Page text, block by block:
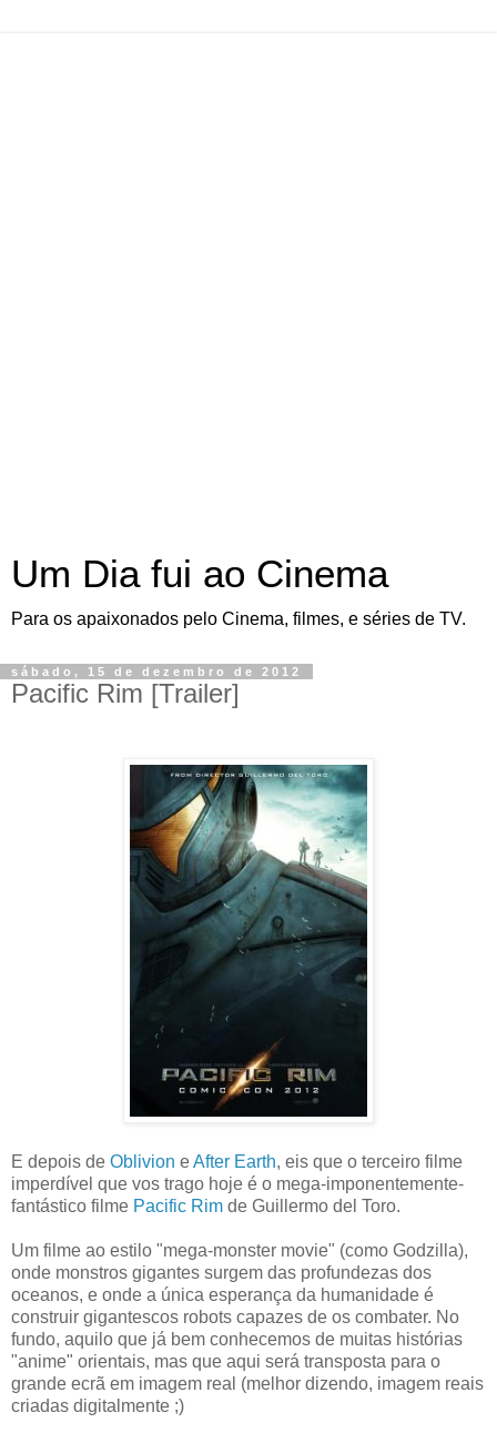
Um Dia fui ao Cinema
Para os apaixonados pelo Cinema, filmes, e séries de TV.
sábado, 15 de dezembro de 2012
Pacific Rim [Trailer]
E depois de Oblivion eAfter Earth, eis que o terceiro filme
imperdível que vos trago hoje é o mega-imponentemente-
fantástico filme Pacific Rim de Guillermo del Toro.
Um filme ao estilo "mega-monster movie" (como Godzilla),
onde monstros gigantes surgem das profundezas dos
oceanos, e onde a única esperança da humanidade é
construir gigantescos robots capazes de os combater. No
fundo, aquilo que já bem conhecemos de muitas histórias
"anime" orientais, mas que aqui será transposta para o
grande ecrã em imagem real (melhor dizendo, imagem reais
criadas digitalmente ;)